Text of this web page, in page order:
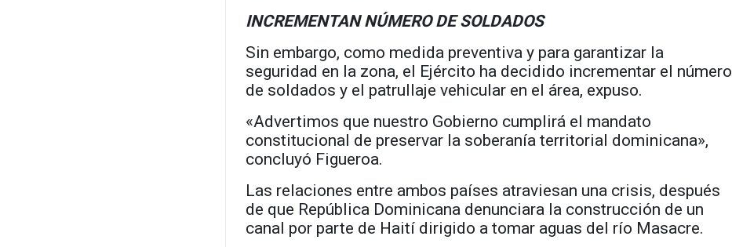
INCREMENTAN NÚMERO DE SOLDADOS
Sin embargo, como medida preventiva y para garantizar la
seguridad en la zona, el Ejército ha decidido incrementar el número
de soldados y el patrullaje vehicular en el área, expuso.
«Advertimos que nuestro Gobierno cumplirá el mandato
constitucional de preservar la soberanía territorial dominicana»,
concluyó Figueroa.
Las relaciones entre ambos países atraviesan una crisis, después
de que República Dominicana denunciara la construcción de un
canal por parte de Haití dirigido a tomar aguas del río Masacre.